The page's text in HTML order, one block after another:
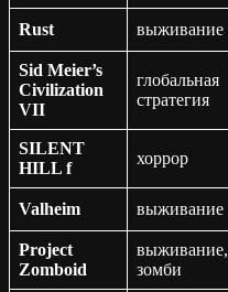
Rust выживание
Sid Meier’s
Civilization
VII
глобальная
стратегия
SILENT
HILL f
хоррор
Valheim выживание
Project
Zomboid
выживание,
зомби